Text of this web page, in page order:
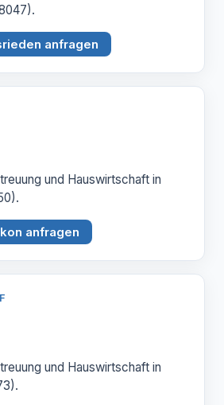
anfragen
und Hauswirtschaft in
anfragen
und Hauswirtschaft in